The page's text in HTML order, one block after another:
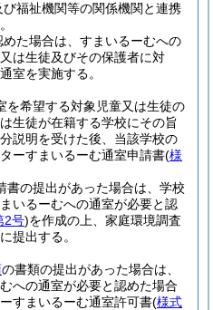
福祉機関等の関係機関と連携
た場合は、すまいるーむへの
は生徒及びその保護者に対
室を実施する。
を希望する対象児童又は生徒の
生徒が在籍する学校にその旨
説明を受けた後、当該学校の
ーすまいるーむ通室申請書(様
書の提出があった場合は、学校
いるーむへの通室が必要と認
2号)を作成の上、家庭環境調査
提出する。
の書類の提出があった場合は、
への通室が必要と認めた場合
すまいるーむ通室許可書(様式